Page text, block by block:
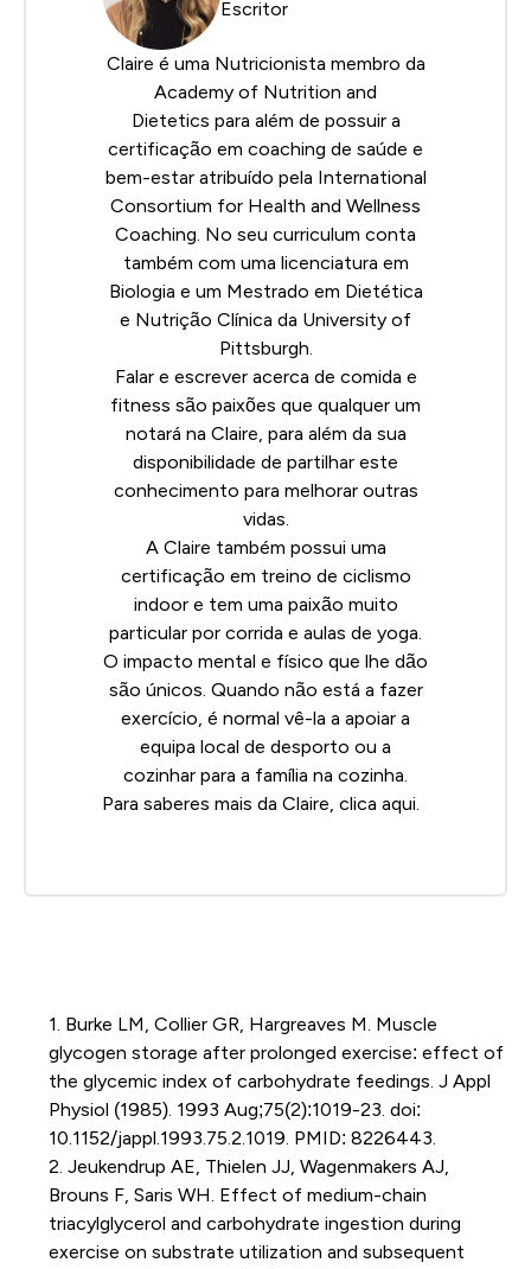
Escritor
Claire é uma Nutricionista membro da
Academy of Nutrition and
Dietetics para além de possuir a
certificação em coaching de saúde e
bem-estar atribuído pela International
Consortium for Health and Wellness
Coaching . No seu curriculum conta
também com uma licenciatura em
Biologia e um Mestrado em Dietética
e Nutrição Clínica da University of
Pittsburgh.
Falar e escrever acerca de comida e
fitness são paixões que qualquer um
notará na Claire, para além da sua
disponibilidade de partilhar este
conhecimento para melhorar outras
vidas.
A Claire também possui uma
certificação em treino de ciclismo
indoor e tem uma paixão muito
particular por corrida e aulas de yoga.
O impacto mental e físico que lhe dão
são únicos. Quando não está a fazer
exercício, é normal vê-la a apoiar a
equipa local de desporto ou a
cozinhar para a família na cozinha.
Para saberes mais da Claire, clica aqui
1. Burke LM, Collier GR, Hargreaves M. Muscle
glycogen storage after prolonged exercise: effect of
the glycemic index of carbohydrate feedings. J Appl
Physiol (1985). 1993 Aug;75(2):1019-23. doi:
10.1152/jappl.1993.75.2.1019. PMID: 8226443.
2. Jeukendrup AE, Thielen JJ, Wagenmakers AJ,
Brouns F, Saris WH. Effect of medium-chain
triacylglycerol and carbohydrate ingestion during
exercise on substrate utilization and subsequent